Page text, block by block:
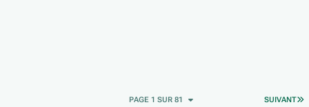
SUIVANT
PAGE 1 SUR 81